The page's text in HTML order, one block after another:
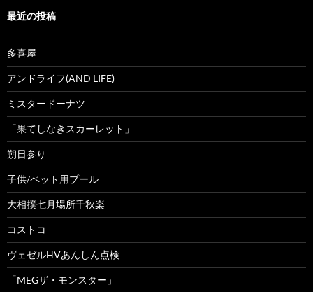
最近の投稿
多喜屋
アンドライフ(AND LIFE)
ミスタードーナツ
「果てしなきスカーレット」
朔日参り
子供/ペット用プール
大相撲七月場所千秋楽
コストコ
ヴェゼルHVあんしん点検
「MEGザ・モンスター」